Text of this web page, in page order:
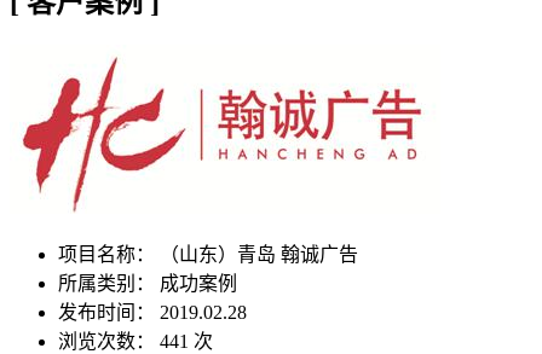
项目名称：
（山东）青岛 翰诚广告
所属类别： 成功案例
发布时间： 2019.02.28
浏览次数： 441 次